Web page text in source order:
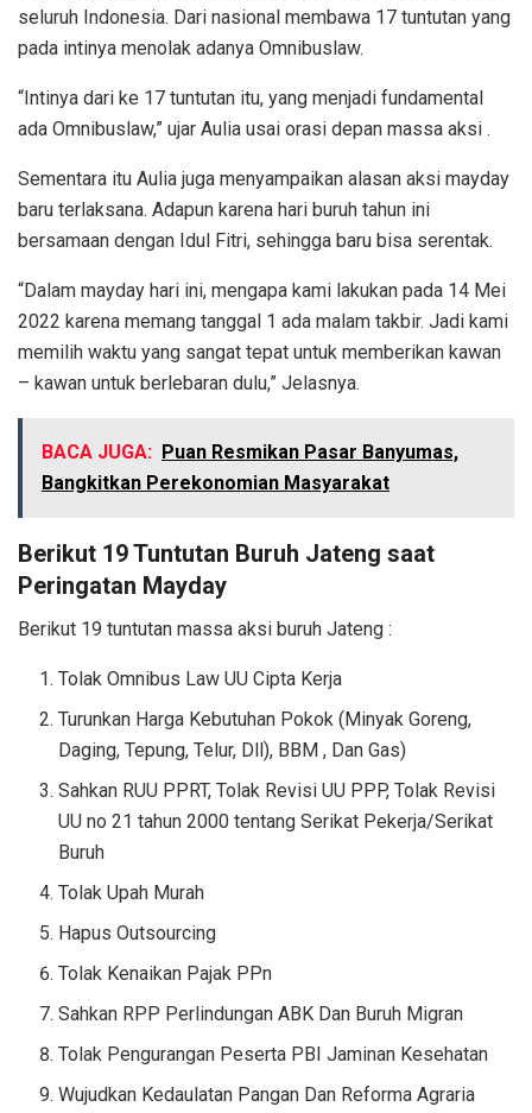
seluruh Indonesia. Dari nasional membawa 17 tuntutan yang
pada intinya menolak adanya Omnibuslaw.
“Intinya dari ke 17 tuntutan itu, yang menjadi fundamental
ada Omnibuslaw,” ujar Aulia usai orasi depan massa aksi .
Sementara itu Aulia juga menyampaikan alasan aksi mayday
baru terlaksana. Adapun karena hari buruh tahun ini
bersamaan dengan Idul Fitri, sehingga baru bisa serentak.
“Dalam mayday hari ini, mengapa kami lakukan pada 14 Mei
2022 karena memang tanggal 1 ada malam takbir. Jadi kami
memilih waktu yang sangat tepat untuk memberikan kawan
– kawan untuk berlebaran dulu,” Jelasnya.
BACA JUGA: Puan Resmikan Pasar Banyumas,
Bangkitkan Perekonomian Masyarakat
Berikut 19 Tuntutan Buruh Jateng saat
Peringatan Mayday
Berikut 19 tuntutan massa aksi buruh Jateng :
Tolak Omnibus Law UU Cipta Kerja
Turunkan Harga Kebutuhan Pokok (Minyak Goreng,
Daging, Tepung, Telur, Dll), BBM , Dan Gas)
Sahkan RUU PPRT, Tolak Revisi UU PPP, Tolak Revisi
UU no 21 tahun 2000 tentang Serikat Pekerja/Serikat
Buruh
Tolak Upah Murah
Hapus Outsourcing
Tolak Kenaikan Pajak PPn
Sahkan RPP Perlindungan ABK Dan Buruh Migran
Tolak Pengurangan Peserta PBI Jaminan Kesehatan
Wujudkan Kedaulatan Pangan Dan Reforma Agraria